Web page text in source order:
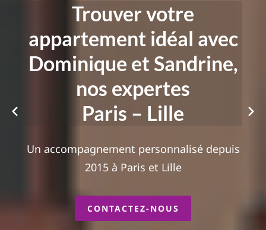
Trouver votre
appartement idéal avec
Dominique et Sandrine,
nos expertes
Paris – Lille
Un accompagnement personnalisé depuis
2015 à Paris et Lille
CONTACTEZ-NOUS